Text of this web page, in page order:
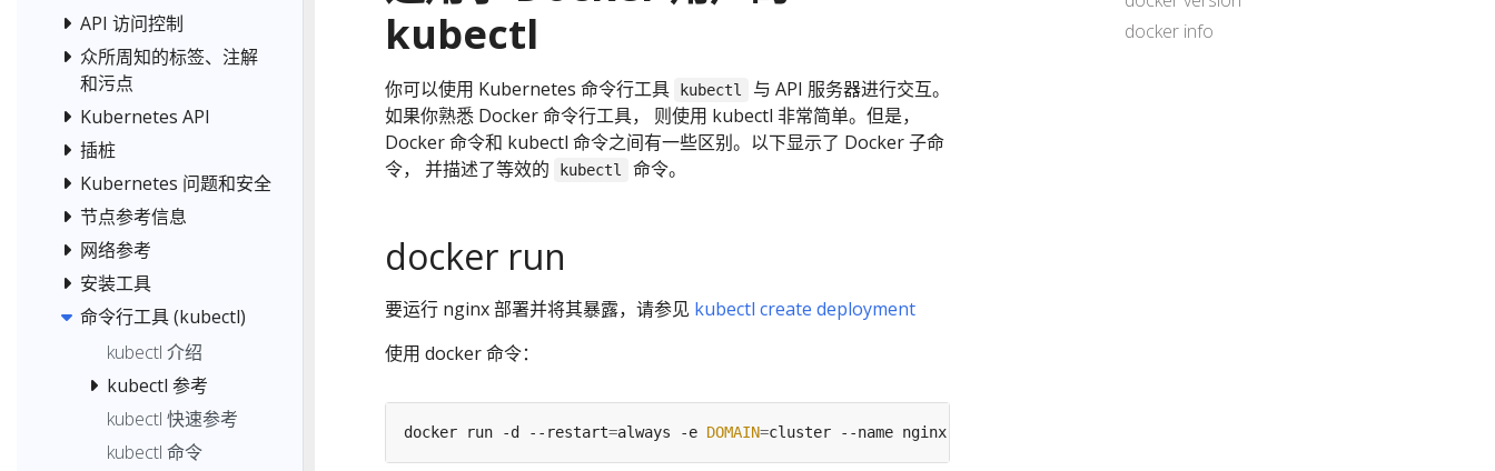
API 访问控制
众所周知的标签、注解
和污点
Kubernetes API
插桩
Kubernetes 问题和安全
节点参考信息
网络参考
安装工具
命令行工具 (kubectl)
kubectl 介绍
kubectl 参考
kubectl 快速参考
kubectl 命令
kubectl
你可以使用 Kubernetes 命令行工具 kubectl
与 API 服务器进行交互。
如果你熟悉 Docker 命令行工具， 则使用 kubectl 非常简单。但是，
Docker 命令和 kubectl 命令之间有一些区别。以下显示了 Docker 子命
令， 并描述了等效的
kubectl 命令。
docker run
要运行 nginx 部署并将其暴露，请参见 kubectl create deployment
使用 docker 命令：
docker run -d --restart=always -e DOMAIN=
docker info